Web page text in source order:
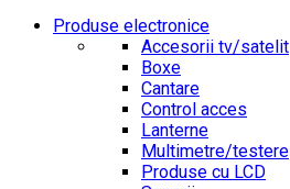
Produse electronice
Accesorii tv/satelit
Boxe
Cantare
Control acces
Lanterne
Multimetre/testere
Produse cu LCD